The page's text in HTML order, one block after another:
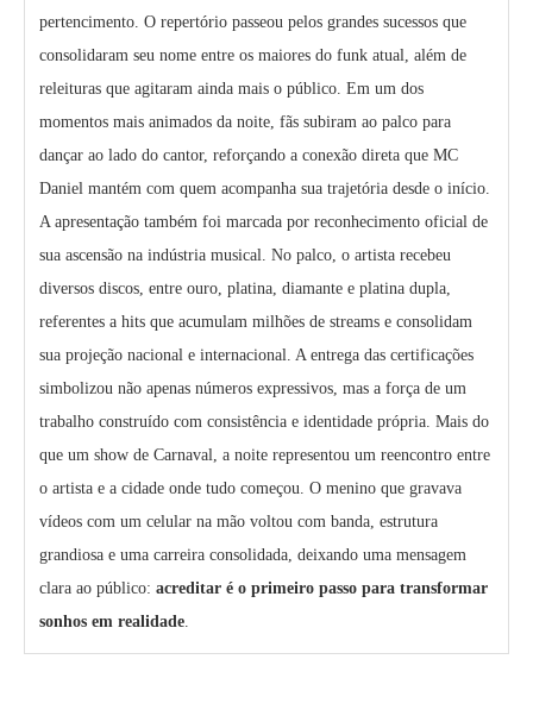
pertencimento. O repertório passeou pelos grandes sucessos que
consolidaram seu nome entre os maiores do funk atual, além de
releituras que agitaram ainda mais o público. Em um dos
momentos mais animados da noite, fãs subiram ao palco para
dançar ao lado do cantor, reforçando a conexão direta que MC
Daniel mantém com quem acompanha sua trajetória desde o início.
A apresentação também foi marcada por reconhecimento oficial de
sua ascensão na indústria musical. No palco, o artista recebeu
diversos discos, entre ouro, platina, diamante e platina dupla,
referentes a hits que acumulam milhões de streams e consolidam
sua projeção nacional e internacional. A entrega das certificações
simbolizou não apenas números expressivos, mas a força de um
trabalho construído com consistência e identidade própria. Mais do
que um show de Carnaval, a noite representou um reencontro entre
o artista e a cidade onde tudo começou. O menino que gravava
vídeos com um celular na mão voltou com banda, estrutura
grandiosa e uma carreira consolidada, deixando uma mensagem
clara ao público: acreditar é o primeiro passo para transformar
sonhos em realidade.